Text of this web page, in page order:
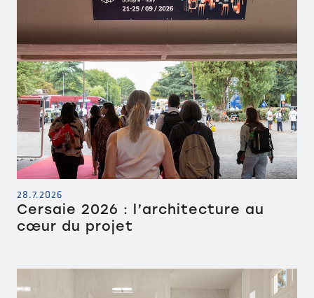
28.7.2026
Cersaie 2026 : l’architecture au
cœur du projet